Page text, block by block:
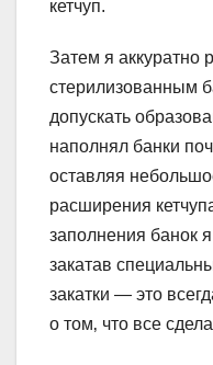
кетчуп.
Затем я аккуратно
стерилизованным
допускать
наполнял банки
оставляя
расширения
заполнения банок
закатав
закатки — это
о том‚ что все